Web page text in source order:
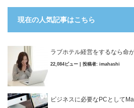
現在の人気記事はこちら
ラブホテル経営をするなら命
22,084ビュー 投稿者: imahashi
ビジネスに必要なPCとして